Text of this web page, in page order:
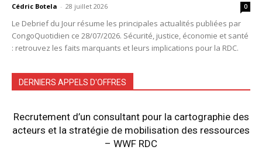
Cédric Botela - 28 juillet 2026 0
Le Debrief du Jour résume les principales actualités publiées par
CongoQuotidien ce 28/07/2026. Sécurité, justice, économie et santé
: retrouvez les faits marquants et leurs implications pour la RDC.
DERNIERS APPELS D'OFFRES
Recrutement d’un consultant pour la cartographie des
acteurs et la stratégie de mobilisation des ressources
– WWF RDC